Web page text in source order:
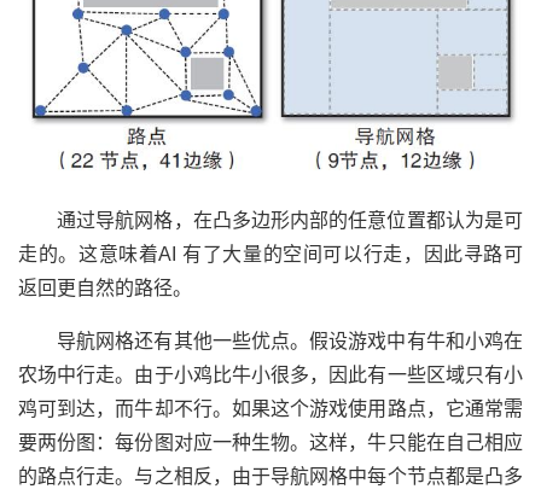
通过导航网格，在凸多边形内部的任意位置都认为是可
走的。这意味着AI 有了大量的空间可以行走，因此寻路可
返回更自然的路径。
导航网格还有其他一些优点。假设游戏中有牛和小鸡在
农场中行走。由于小鸡比牛小很多，因此有一些区域只有小
鸡可到达，而牛却不行。如果这个游戏使用路点，它通常需
要两份图：每份图对应一种生物。这样，牛只能在自己相应
的路点行走。与之相反，由于导航网格中每个节点都是凸多